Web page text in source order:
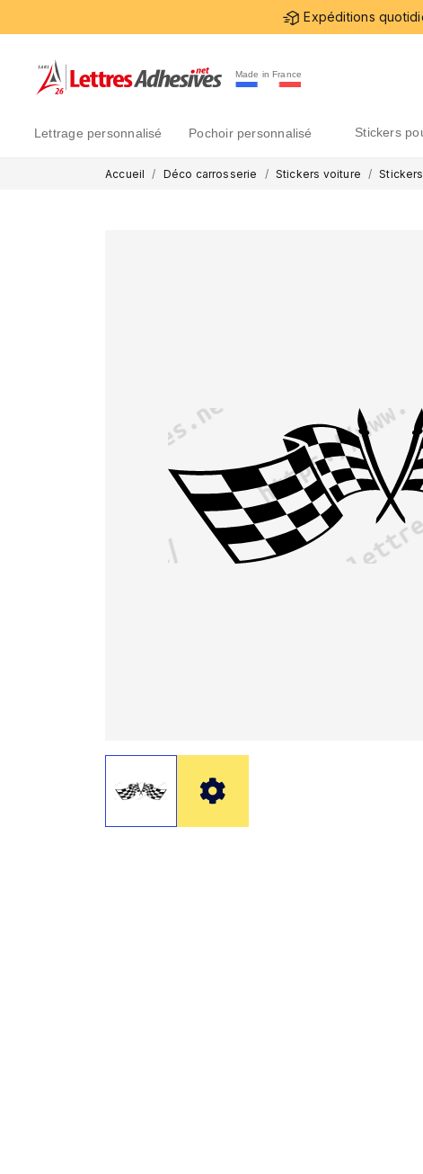
Expéditions
Made in France
lettrage personnalisé pochoir personnalisé stickers
Accueil Déco carrosserie Stickers voiture